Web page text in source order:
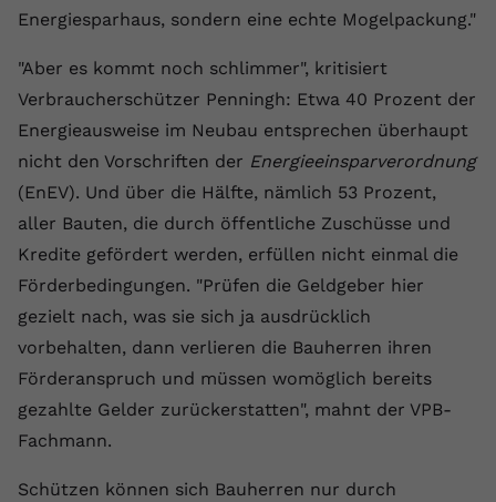
Energiesparhaus, sondern eine echte Mogelpackung."
"Aber es kommt noch schlimmer", kritisiert
Verbraucherschützer Penningh: Etwa 40 Prozent der
Energieausweise im Neubau entsprechen überhaupt
nicht den Vorschriften der Energieeinsparverordnung
(EnEV). Und über die Hälfte, nämlich 53 Prozent,
aller Bauten, die durch öffentliche Zuschüsse und
Kredite gefördert werden, erfüllen nicht einmal die
Förderbedingungen. "Prüfen die Geldgeber hier
gezielt nach, was sie sich ja ausdrücklich
vorbehalten, dann verlieren die Bauherren ihren
Förderanspruch und müssen womöglich bereits
gezahlte Gelder zurückerstatten", mahnt der VPB-
Fachmann.
Schützen können sich Bauherren nur durch
Name yt.innertube::requests
Laufzeit Session
Zweck
Dieser von YouTube gesetzte Cookie
registriert eine eindeutige ID, um
Daten darüber zu speichern, welche
Videos von YouTube der Nutzer
Name yt.innertube::nextId
Anbieter
Laufzeit
Dieser von YouTube gesetzte Cookie